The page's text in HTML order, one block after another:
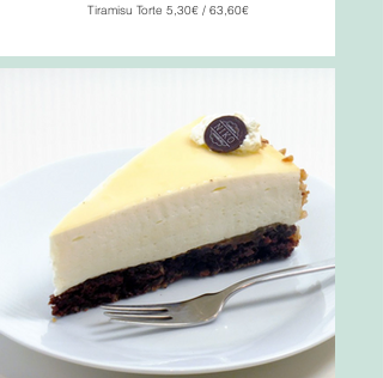
Tiramisu Torte 5,30€ / 63,60€